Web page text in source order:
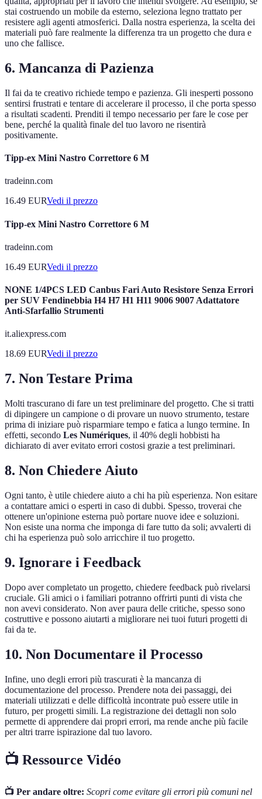
stai costruendo un mobile da esterno, seleziona legno trattato per
resistere agli agenti atmosferici. Dalla nostra esperienza, la scelta dei
materiali può fare realmente la differenza tra un progetto che dura e
uno che fallisce.
6. Mancanza di Pazienza
Il fai da te creativo richiede tempo e pazienza. Gli inesperti possono
sentirsi frustrati e tentare di accelerare il processo, il che porta spesso
a risultati scadenti. Prenditi il tempo necessario per fare le cose per
bene, perché la qualità finale del tuo lavoro ne risentirà
positivamente.
Tipp-ex Mini Nastro Correttore 6 M
tradeinn.com
16.49 EURVedi il prezzo
Tipp-ex Mini Nastro Correttore 6 M
tradeinn.com
16.49 EURVedi il prezzo
NONE 1/4PCS LED Canbus Fari Auto Resistore Senza Errori
per SUV Fendinebbia H4 H7 H1 H11 9006 9007 Adattatore
Anti-Sfarfallio Strumenti
it.aliexpress.com
18.69 EURVedi il prezzo
7. Non Testare Prima
Molti trascurano di fare un test preliminare del progetto. Che si tratti
di dipingere un campione o di provare un nuovo strumento, testare
prima di iniziare può risparmiare tempo e fatica a lungo termine. In
effetti, secondo Les Numériques, il 40% degli hobbisti ha
dichiarato di aver evitato errori costosi grazie a test preliminari.
8. Non Chiedere Aiuto
Ogni tanto, è utile chiedere aiuto a chi ha più esperienza. Non esitare
a contattare amici o esperti in caso di dubbi. Spesso, troverai che
ottenere un'opinione esterna può portare nuove idee e soluzioni.
Non esiste una norma che imponga di fare tutto da soli; avvalerti di
chi ha esperienza può solo arricchire il tuo progetto.
9. Ignorare i Feedback
Dopo aver completato un progetto, chiedere feedback può rivelarsi
cruciale. Gli amici o i familiari potranno offrirti punti di vista che
non avevi considerato. Non aver paura delle critiche, spesso sono
costruttive e possono aiutarti a migliorare nei tuoi futuri progetti di
fai da te.
10. Non Documentare il Processo
Infine, uno degli errori più trascurati è la mancanza di
documentazione del processo. Prendere nota dei passaggi, dei
materiali utilizzati e delle difficoltà incontrate può essere utile in
futuro, per progetti simili. La registrazione dei dettagli non solo
permette di apprendere dai propri errori, ma rende anche più facile
per altri trarre ispirazione dal tuo lavoro.
📺 Ressource Vidéo
📺 Per andare oltre: Scopri come evitare gli errori più comuni nel